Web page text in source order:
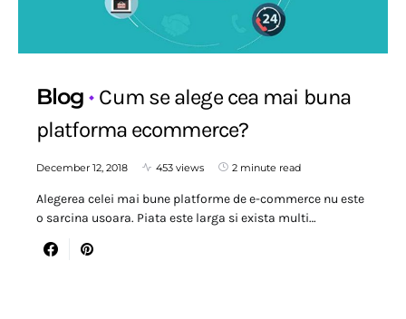
Blog
Cum se alege cea mai buna
platforma ecommerce?
December 12, 2018 453 views 2 minute read
Alegerea celei mai bune platforme de e-commerce nu este
o sarcina usoara. Piata este larga si exista multi…